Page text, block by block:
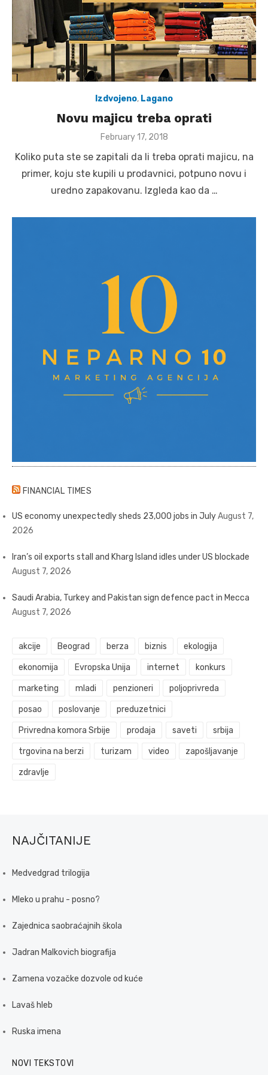
Izdvojeno, Lagano
Novu majicu treba oprati
Posted
February 17, 2018
Koliko puta ste se zapitali da li treba oprati majicu, na
primer, koju ste kupili u prodavnici, potpuno novu i
uredno zapakovanu. Izgleda kao da …
FINANCIAL TIMES
US economy unexpectedly sheds 23,000 jobs in JulyAugust 7,
2026
Iran’s oil exports stall and Kharg Island idles under US blockade
August 7, 2026
Saudi Arabia, Turkey and Pakistan sign defence pact in Mecca
August 7, 2026
akcije Beograd berza biznis ekologija
ekonomija Evropska Unija internet konkurs
marketing mladi penzioneri poljoprivreda
posao poslovanje preduzetnici
Privredna komora Srbije prodaja saveti srbija
trgovina na berzi turizam video zapošljavanje
zdravlje
NAJČITANIJE
Medvedgrad trilogija
Mleko u prahu - posno?
Zajednica saobraćajnih škola
Jadran Malkovich biografija
Zamena vozačke dozvole od kuće
Lavaš hleb
Ruska imena
NOVI TEKSTOVI